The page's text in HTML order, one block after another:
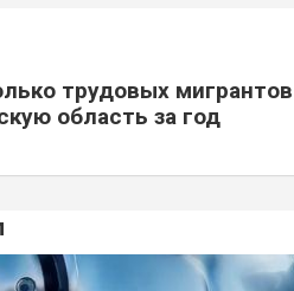
трудовых мигрантов
область за год